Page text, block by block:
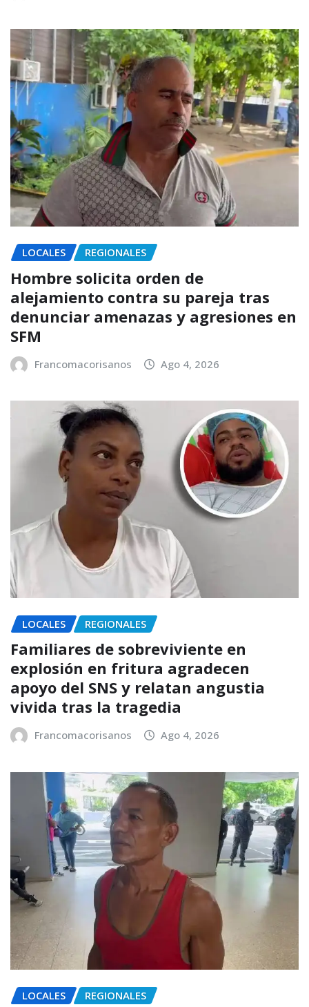
LOCALES REGIONALES
Hombre solicita orden de
alejamiento contra su pareja tras
denunciar amenazas y agresiones en
SFM
Francomacorisanos Ago 4, 2026
LOCALES REGIONALES
Familiares de sobreviviente en
explosión en fritura agradecen
apoyo del SNS y relatan angustia
vivida tras la tragedia
Francomacorisanos Ago 4, 2026
LOCALES REGIONALES